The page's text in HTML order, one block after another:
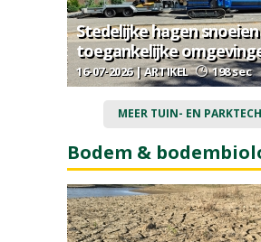
Stedelijke hagen
toegankelijke
16-07-2026 | ARTIKEL 198 sec
MEER TUIN- EN
Bodem &